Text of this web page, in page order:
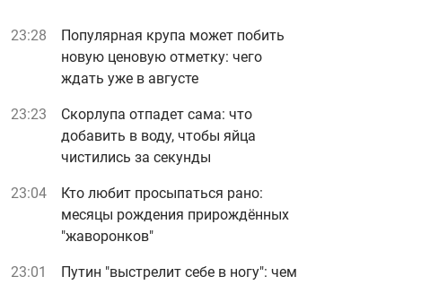
23:28
Популярная крупа может побить
новую ценовую отметку: чего
ждать уже в августе
23:23
Скорлупа отпадет сама: что
добавить в воду, чтобы яйца
чистились за секунды
23:04
Кто любит просыпаться рано:
месяцы рождения прирождённых
"жаворонков"
23:01 Путин "выстрелит себе в ногу": чем